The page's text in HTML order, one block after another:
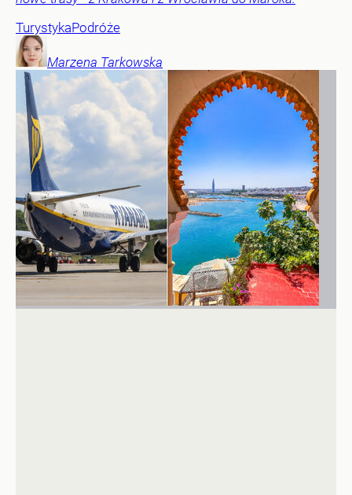
TurystykaPodróże
Marzena Tarkowska